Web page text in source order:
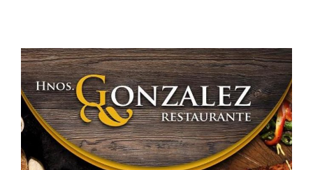
Rodrigo
Tellez
Girón
en
Bolaños
de
Calatrava.»